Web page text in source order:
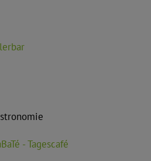
- Tagescafé